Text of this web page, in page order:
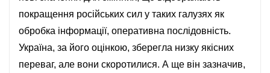
покращення російських сил у таких галузях як
обробка інформації, оперативна послідовність.
Україна, за його оцінкою, зберегла низку якісних
переваг, але вони скоротилися. А ще він зазначив,